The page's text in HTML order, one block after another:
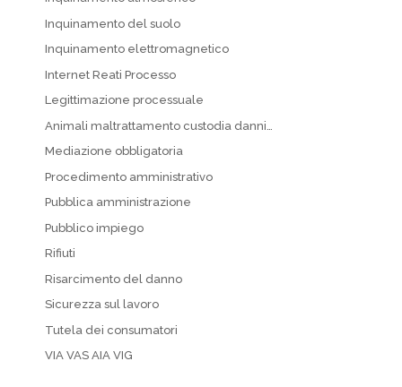
Inquinamento del suolo
Inquinamento elettromagnetico
Internet Reati Processo
Legittimazione processuale
Animali maltrattamento custodia danni…
Mediazione obbligatoria
Procedimento amministrativo
Pubblica amministrazione
Pubblico impiego
Rifiuti
Risarcimento del danno
Sicurezza sul lavoro
Tutela dei consumatori
VIA VAS AIA VIG